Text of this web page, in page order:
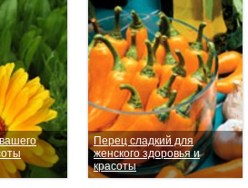
Перец сладкий для
женского здоровья и
красоты